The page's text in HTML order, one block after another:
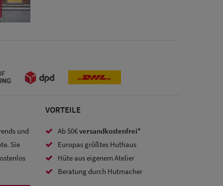
und
Sie
VORTEILE
Ab 50€versandkostenfrei*
Europas größtes Huthaus
Hüte aus eigenem Atelier
Beratung durch Hutmacher